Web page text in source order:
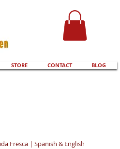
STORE CONTACT BLOG
Fresca | Spanish & English